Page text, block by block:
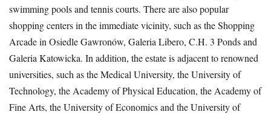
swimming pools and tennis courts. There are also popular
shopping centers in the immediate vicinity, such as the Shopping
Arcade in Osiedle Gawronów, Galeria Libero, C.H. 3 Ponds and
Galeria Katowicka. In addition, the estate is adjacent to renowned
universities, such as the Medical University, the University of
Technology, the Academy of Physical Education, the Academy of
Fine Arts, the University of Economics and the University of